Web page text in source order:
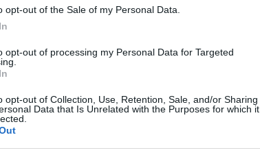
opt-out of the Sale of my Personal Data.
opt-out of processing my Personal Data for Targeted
opt-out of Collection, Use, Retention, Sale, and/or Sharing
Data that Is Unrelated with the Purposes for which it
CALANGIANUS
e stampa sul momento.
Nicolai